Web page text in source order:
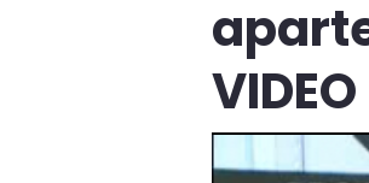
VIDEO